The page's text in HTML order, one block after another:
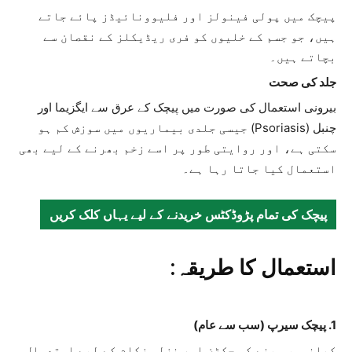
پیچک میں پولی فینولز اور فلیوونائیڈز پائے جاتے
ہیں، جو جسم کے خلیوں کو فری ریڈیکلز کے نقصان سے
بچاتے ہیں۔
جلد کی صحت
بیرونی استعمال کی صورت میں پیچک کے عرق سے ایگزیما اور
چنبل (Psoriasis) جیسی جلدی بیماریوں میں سوزش کم ہو
سکتی ہے، اور روایتی طور پر اسے زخم بھرنے کے لیے بھی
استعمال کیا جاتا رہا ہے۔
پیچک کی تمام پڑوڈکٹس خریدنے کے لیے یہاں کلک کریں
استعمال کا طریقہ:
1. پیچک سیرپ (سب سے عام)